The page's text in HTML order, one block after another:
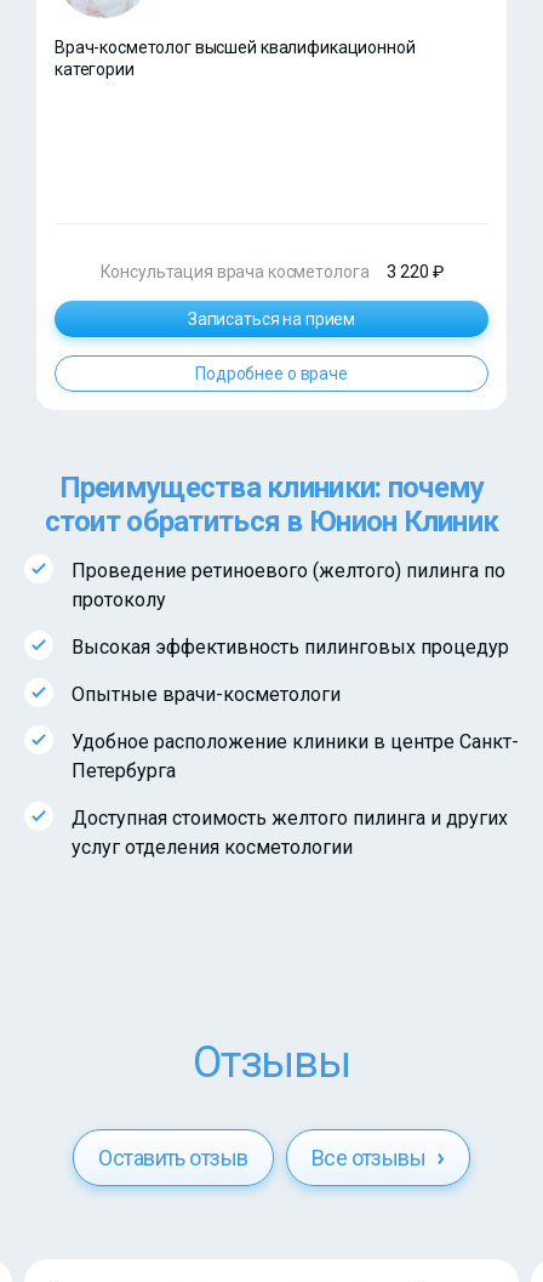
Врач-косметолог высшей квалификационной
категории
Консультация врача косметолога 3 220 ₽
Записаться на прием
Подробнее о враче
Преимущества клиники: почему
стоит обратиться в Юнион Клиник
Проведение ретиноевого (желтого) пилинга по
протоколу
Высокая эффективность пилинговых процедур
Опытные врачи-косметологи
Удобное расположение клиники в центре Санкт-
Петербурга
Доступная стоимость желтого пилинга и других
услуг отделения косметологии
Отзывы
Оставить отзыв Все отзывы